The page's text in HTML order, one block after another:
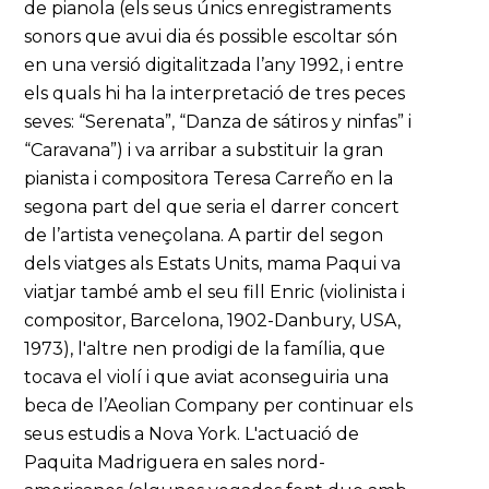
de pianola (els seus únics enregistraments
sonors que avui dia és possible escoltar són
en una versió digitalitzada l’any 1992, i entre
els quals hi ha la interpretació de tres peces
seves: “Serenata”, “Danza de sátiros y ninfas” i
“Caravana”) i va arribar a substituir la gran
pianista i compositora Teresa Carreño en la
segona part del que seria el darrer concert
de l’artista veneçolana. A partir del segon
dels viatges als Estats Units, mama Paqui va
viatjar també amb el seu fill Enric (violinista i
compositor, Barcelona, 1902-Danbury, USA,
1973), l'altre nen prodigi de la família, que
tocava el violí i que aviat aconseguiria una
beca de l’Aeolian Company per continuar els
seus estudis a Nova York. L'actuació de
Paquita Madriguera en sales nord-